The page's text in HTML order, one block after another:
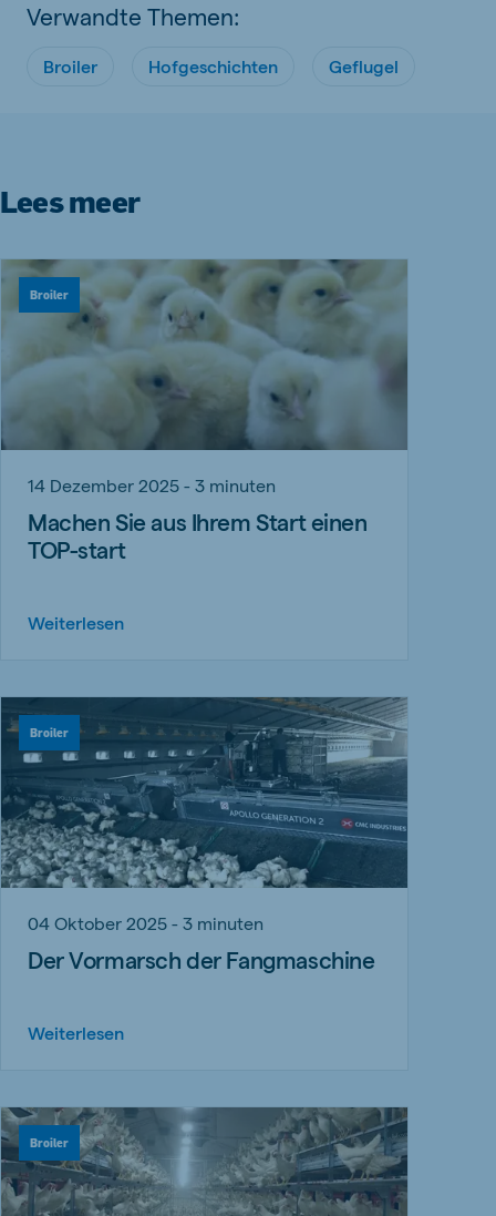
Verwandte Themen:
Broiler Hofgeschichten Geflugel
Lees meer
Broiler
14 Dezember 2025 - 3 minuten
Machen Sie aus Ihrem Start einen
TOP-start
Weiterlesen
Broiler
04 Oktober 2025 - 3 minuten
Der Vormarsch der Fangmaschine
Weiterlesen
Broiler